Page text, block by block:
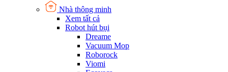
Nhà thông minh
Xem tất cả
Robot hút bụi
Dreame
Vacuum Mop
Roborock
Viomi